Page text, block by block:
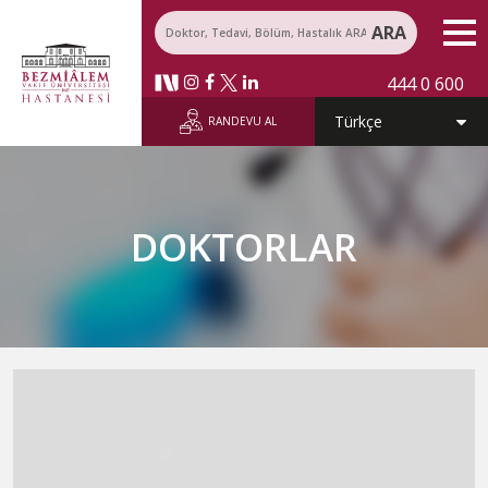
ARA
444 0 600
RANDEVU AL
DOKTORLAR